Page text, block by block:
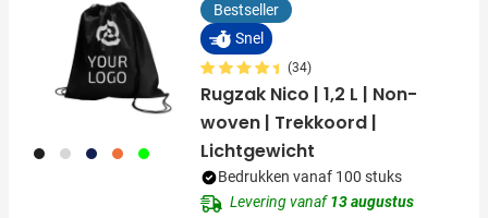
001 002 005 007 019
Bestseller
Snel
(34)
Rugzak Nico | 1,2 L | Non-
woven | Trekkoord |
Lichtgewicht
Bedrukken vanaf 100 stuks
Levering vanaf13 augustus